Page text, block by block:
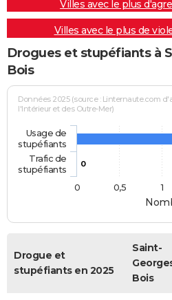
Villes avec le plus
Villes avec le plus de
Drogues et stupéfiants à
Bois
Données 2025 (source : Linternaute.com
l'Intérieur et des Outre-Mer)
0
Usage de
stupéfiants
Trafic de
stupéfiants
0
0,5 1
Drogue et
stupéfiants en 2025
Saint-
Bois